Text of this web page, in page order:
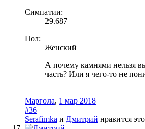
Симпатии:
29.687
Пол:
Женский
А почему камнями нельзя
часть? Или я чего-то не
Маргола, 1 мар 2018
#36
Serafimka и Дмитрий нравится